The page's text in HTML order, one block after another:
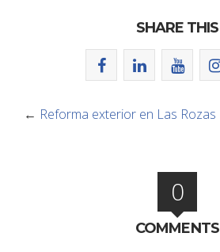
SHARE THIS
← Reforma exterior en Las Rozas
0
COMMENTS